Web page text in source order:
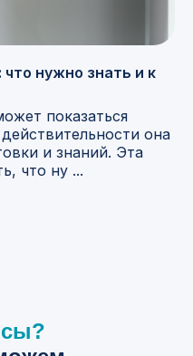
нужно знать и к
показаться
она
и знаний. Эта
что ну ...